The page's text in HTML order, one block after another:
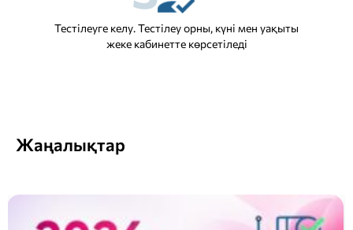
Тестілеуге келу. Тестілеу орны, күні мен уақыты
жеке кабинетте көрсетіледі
Жаңалықтар